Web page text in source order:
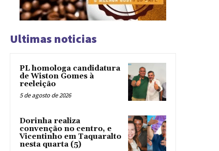
Ultimas noticias
PL homologa candidatura
de Wiston Gomes à
reeleição
5 de agosto de 2026
Dorinha realiza
convenção no centro, e
Vicentinho em Taquaralto
nesta quarta (5)